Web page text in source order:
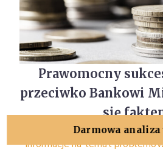
Darmowa
Prawomocny
przeciwko Bankowi
się
Od kilku miesięcy do opinii
informacje na temat